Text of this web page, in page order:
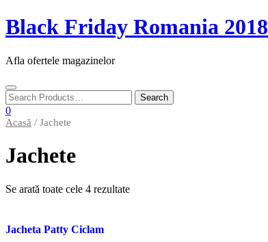
Skip
to
Black Friday Romania 2018
Afla ofertele magazinelor
Toggle
navigation
0
Acasă / Jachete
Jachete
Se arată toate cele 4 rezultate
Jacheta Patty Ciclam